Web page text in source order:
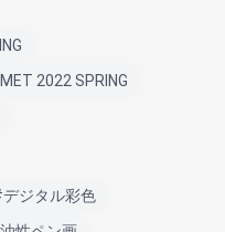
2022 SPRING
ジタル彩色